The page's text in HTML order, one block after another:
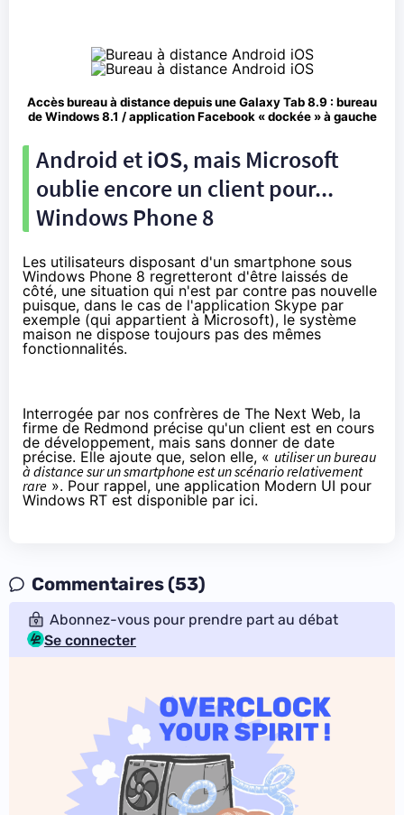
Accès bureau à distance depuis une Galaxy Tab 8.9 : bureau
de Windows 8.1 / application Facebook « dockée » à gauche
Android et iOS, mais Microsoft
oublie encore un client pour...
Windows Phone 8
Les utilisateurs disposant d'un smartphone sous
Windows Phone 8 regretteront d'être laissés de
côté, une situation qui n'est par contre pas nouvelle
puisque, dans le cas de l'application Skype par
exemple (qui appartient à Microsoft), le système
maison ne dispose toujours pas des mêmes
fonctionnalités.
Interrogée par nos confrères de The Next Web, la
firme de Redmond précise qu'un client est en cours
de développement, mais sans donner de date
précise. Elle ajoute que, selon elle, « utiliser un bureau
à distance sur un smartphone est un scénario relativement
rare ». Pour rappel, une application Modern UI pour
Windows RT est disponible par ici.
Commentaires (53)
Abonnez-vous pour prendre part au débat
Se connecter